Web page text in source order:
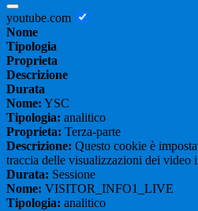
youtube.com
Nome
Tipologia
Proprieta
Descrizione
Durata
Nome: YSC
Tipologia: analitico
Proprieta: Terza-parte
Descrizione: Questo cookie è
traccia delle visualizzazioni dei video
Durata: Sessione
Nome: VISITOR_INFO1_LIVE
Tipologia: analitico